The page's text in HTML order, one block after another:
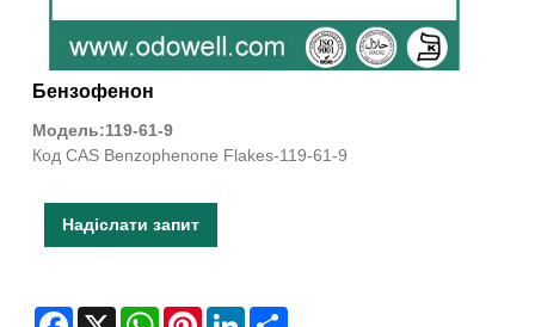
Бензофенон
Модель:119-61-9
Код CAS Benzophenone Flakes-119-61-9
Надіслати запит
Facebook
X WhatsAppPinterestLinkedIn